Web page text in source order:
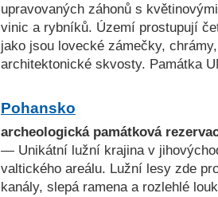
upravovaných záhonů s
vinic a rybníků. Území prostupují
jako jsou lovecké zámečky,
architektonické skvosty. Památka
Pohansko
archeologická památková
— Unikátní lužní krajina v
valtického areálu. Lužní lesy zde
kanály, slepá ramena a rozlehlé